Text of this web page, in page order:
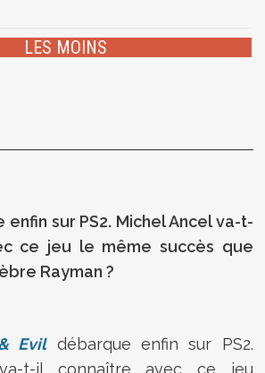
LES MOINS
enfin sur PS2. Michel Ancel va-t-
ce jeu le même succès que
Rayman ?
Evildébarque enfin sur PS2.
t-il connaître avec ce jeu